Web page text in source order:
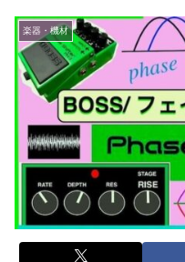
楽器・機材